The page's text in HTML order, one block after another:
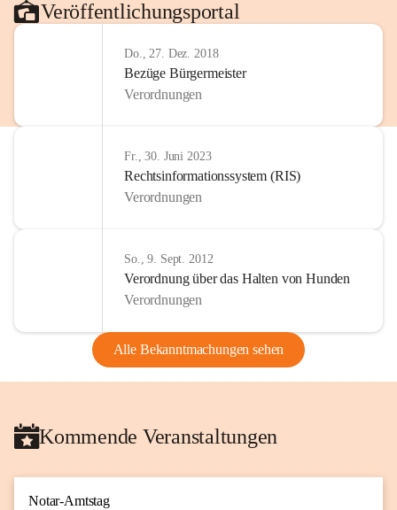
Veröffentlichungsportal
Do., 27. Dez. 2018
Bezüge Bürgermeister
Verordnungen
Fr., 30. Juni 2023
Rechtsinformationssystem (RIS)
Verordnungen
So., 9. Sept. 2012
Verordnung über das Halten von Hunden
Verordnungen
Alle Bekanntmachungen sehen
Kommende Veranstaltungen
Notar-Amtstag